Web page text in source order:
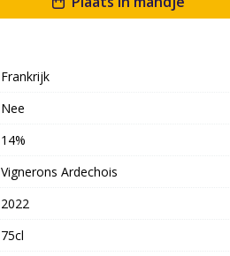
Frankrijk
Nee
14%
Vignerons Ardechois
2022
75cl